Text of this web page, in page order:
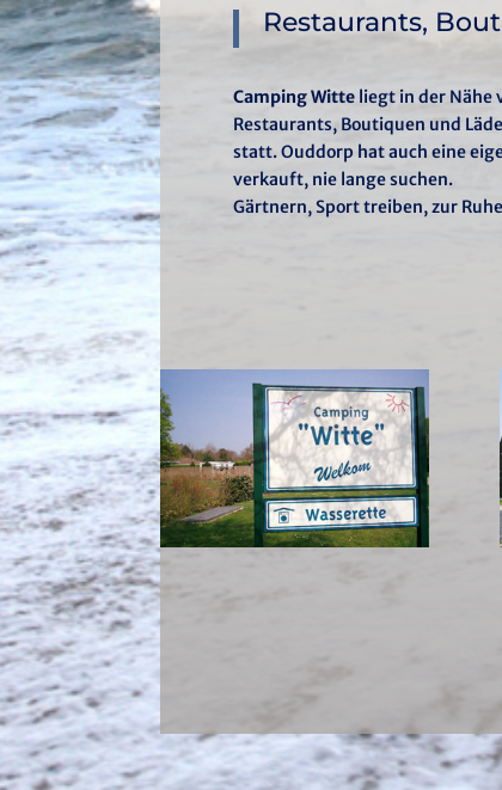
Restaurants,
Camping Witte liegt in der
Restaurants, Boutiquen und
statt. Ouddorp hat auch eine
verkauft, nie lange suchen.
Gärtnern, Sport treiben, zur